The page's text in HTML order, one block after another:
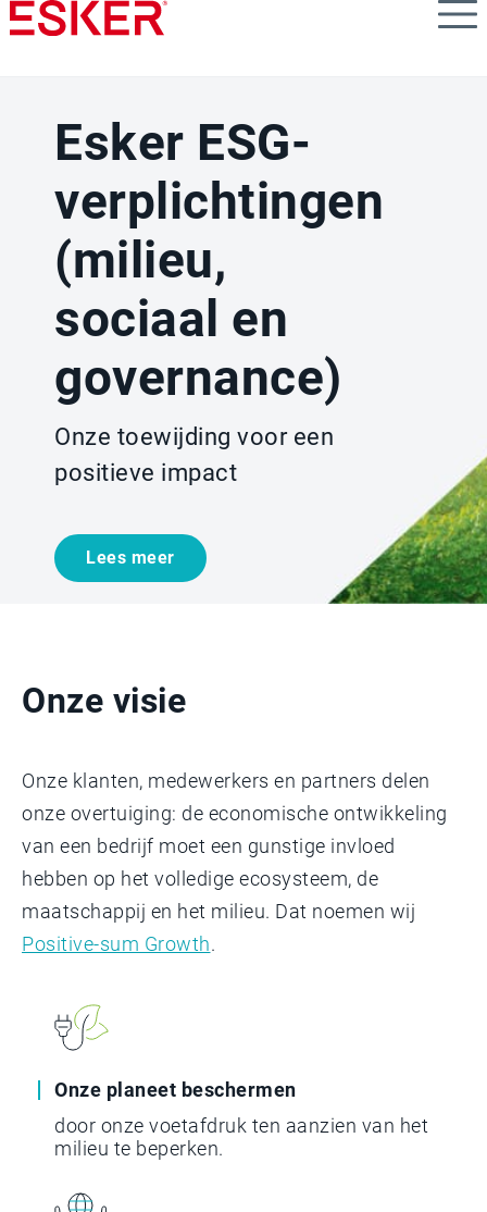
Skip
to
Esker ESG-
verplichtingen
(milieu,
sociaal en
governance)
Onze toewijding voor een
positieve impact
Lees meer
Onze visie
Onze klanten, medewerkers en partners delen
onze overtuiging: de economische ontwikkeling
van een bedrijf moet een gunstige invloed
hebben op het volledige ecosysteem, de
maatschappij en het milieu. Dat noemen wij
Positive-sum Growth.
Onze planeet beschermen
door onze voetafdruk ten aanzien van het
milieu te beperken.